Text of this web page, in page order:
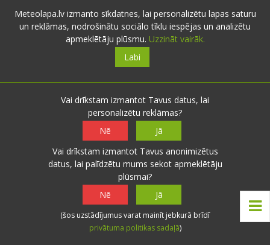
sākusie… Lasīt vairāk:
novitusi.meteolapa.lv
B Biruta - Babītes pag. - 110 novērojumi
29.12.2011 16:57
Līst.Kā pa Jāņiem.Pie +5* sniegu
gaidīt būtu lieki,prieciņu jāmeklē
citos apstākļos, teiksim,tas,ka diena
liekas pāris minūšu garāka.Ka tomēr
skaitās ziema un nav jāpļauj
zālājs.Mana forsītija ,starp citu,pat
visas lapas vēl nav nometusi.Sniegs
arī nav jālāpato.Skaties uz izpušķoto
eglīti un gaidi Jaungada
brīnumu,cerībā,ka visiem mīļajiem
Meteolapa.lv izmanto sīkdatnes, lai personalizētu lapas saturu
un reklāmas, nodrošinātu sociālo tīklu iespējas un analizētu
apmeklētāju plūsmu. Uzzināt vairāk.
Labi
Vai drīkstam izmantot Tavus datus, lai
personalizētu reklāmas?
Nē
Jā
Vai drīkstam izmantot Tavus anonimizētus
datus, lai palīdzētu mums sekot apmeklētāju
plūsmai?
Nē
Jā
(šos uzstādījumus varat mainīt jebkurā brīdī
privātuma politikas sadaļā)